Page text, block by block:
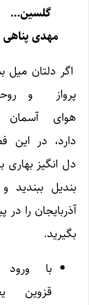
گلسین…
مهدی پناهی
اگر دلتان میل
پرواز و
هوای آسمان
دارد، در این
دل انگیز بهاری
بندیل ببندید و
آذربایجان را در
بگیرید.
با ورود
قزوین